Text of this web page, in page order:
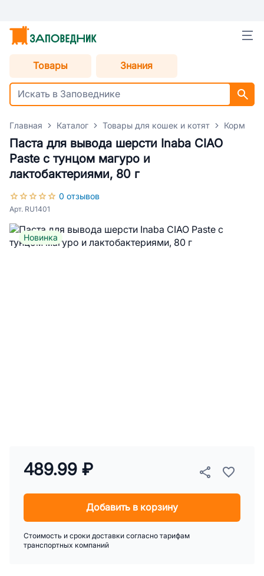
Товары Знания
Главная Каталог Товары для кошек и котят Корм
Паста для вывода шерсти Inaba CIAO
Paste с тунцом магуро и
лактобактериями, 80 г
0 отзывов
Арт. RU1401
Новинка
489.99 ₽
Добавить в корзину
Стоимость и сроки доставки согласно тарифам
транспортных компаний